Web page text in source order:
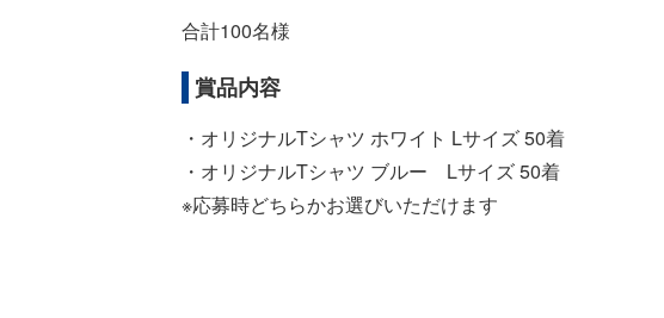
合計100名様
賞品内容
・オリジナルTシャツ ホワイト Lサイズ 50着
・オリジナルTシャツ ブルー Lサイズ 50着
※応募時どちらかお選びいただけます